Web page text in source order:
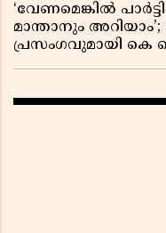
‘വേണമെങ്കിൽ
മാന്താനും
പ്രസംഗവുമായി കെ